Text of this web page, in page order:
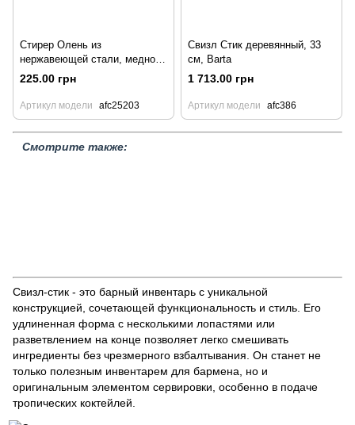
Стирер Олень из
нержавеющей стали, медного
цвета, BarTrigger
225.00 грн
Артикул модели afc25203
Свизл Стик деревянный, 33
см, Barta
1 713.00 грн
Артикул модели afc386
Смотрите также:
Свизл-стик - это барный инвентарь с уникальной
конструкцией, сочетающей функциональность и стиль. Его
удлиненная форма с несколькими лопастями или
разветвлением на конце позволяет легко смешивать
ингредиенты без чрезмерного взбалтывания. Он станет не
только полезным инвентарем для бармена, но и
оригинальным элементом сервировки, особенно в подаче
тропических коктейлей.